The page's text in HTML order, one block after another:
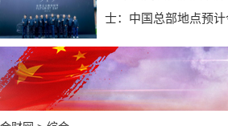
士：中国总部地点预计